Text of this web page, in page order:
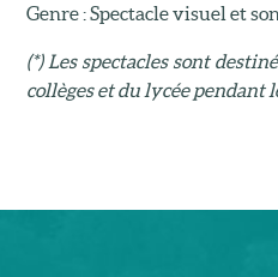
Genre : Spectacle visuel et
(*) Les spectacles sont
collèges et du lycée pendant